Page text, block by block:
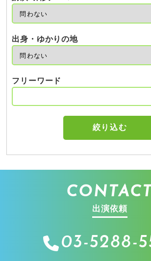
出身・ゆかりの地
フリーワード
CONTACT
出演依頼
03-5288-